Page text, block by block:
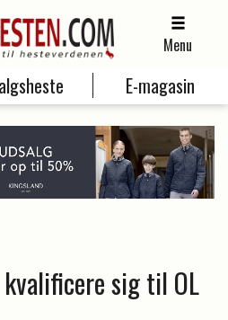
Menu
E-magasin
sig til OL